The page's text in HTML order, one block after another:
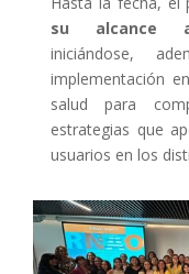
su alcance
iniciándose,
implementación
salud para
estrategias que
usuarios en los